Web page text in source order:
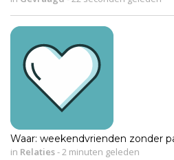
Waar: weekendvrienden zonder
in Relaties- 2 minuten geleden